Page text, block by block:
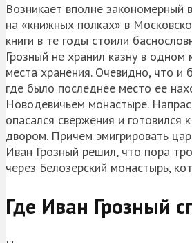
Возникает вполне
на «книжных полках» в
книги в те годы стоили
Грозный не хранил казну в
места хранения. Очевидно, что
где было последнее место ее
Новодевичьем монастыре.
опасался свержения и готовился
двором. Причем эмигрировать
Иван Грозный решил, что пора
через Белозерский монастырь,
Где Иван Грозный